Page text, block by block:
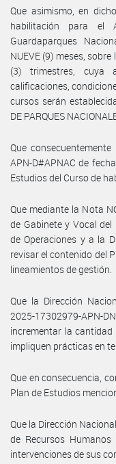
Que asimismo, en
habilitación para el
Guardaparques
NUEVE (9) meses,
(3) trimestres, cuya
calificaciones,
cursos serán
DE PARQUES
Que
APN-D#APNAC de
Estudios del Curso de
Que mediante la Nota
de Gabinete y Vocal
de Operaciones y a la
revisar el contenido del
lineamientos de gestión.
Que la Dirección
2025-17302979-
incrementar la
impliquen prácticas en
Que en consecuencia,
Plan de Estudios
Que la Dirección
de Recursos
intervenciones de sus